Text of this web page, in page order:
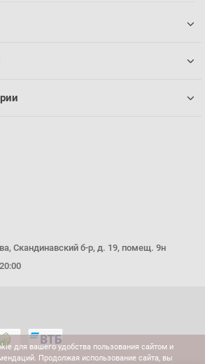
для вашего удобства пользования сайтом и
Продолжая использование сайта, вы
Скандинавский б-р, д. 19, помещ. 9н